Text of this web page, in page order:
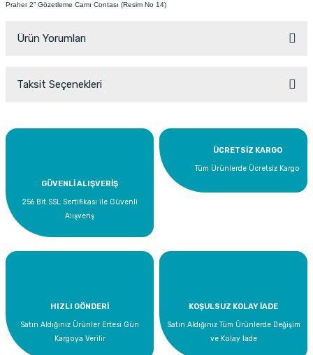
Praher 2” Gözetleme Camı Contası (Resim No 14)
Ürün Yorumları
Yorum Yaz
Taksit Seçenekleri
GÜVENLİ ALIŞVERİŞ
256 Bit SSL Sertifikası ile Güvenli
Alışveriş
ÜCRETSİZ KARGO
Tüm Ürünlerde Ücretsiz Kargo
HIZLI GÖNDERİ
Satın Aldığınız Ürünler Ertesi Gün
Kargoya Verilir
KOŞULSUZ KOLAY İADE
Satın Aldığınız Tüm Ürünlerde Değişim
ve Kolay İade